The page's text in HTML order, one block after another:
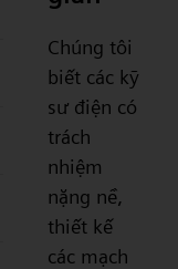
Chúng tôi
biết các kỹ
sư điện có
trách
nhiệm
nặng nề,
thiết kế
các mạch